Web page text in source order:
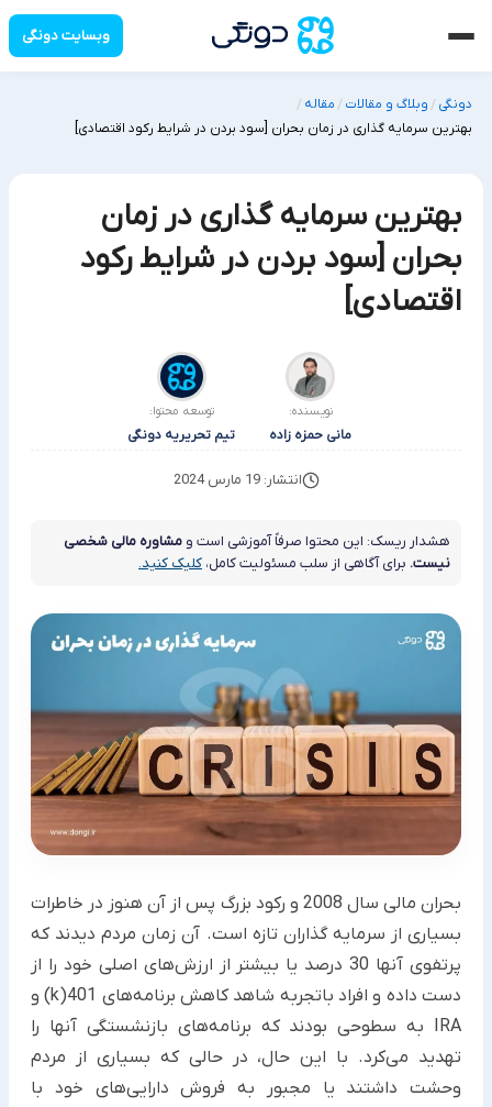
وبسایت دونگی
دونگی /وبلاگ و مقالات /مقاله /
بهترین سرمایه گذاری در زمان بحران [سود بردن در شرایط رکود اقتصادی]
بهترین سرمایه گذاری در زمان
بحران [سود بردن در شرایط رکود
اقتصادی]
نویسنده:
مانی حمزه زاده
توسعه محتوا:
تیم تحریریه دونگی
انتشار: 19 مارس 2024
هشدار ریسک: این محتوا صرفاً آموزشی است و مشاوره مالی شخصی
نیست. برای آگاهی از سلب مسئولیت کامل، کلیک کنید.
بحران مالی سال 2008 و رکود بزرگ پس از آن هنوز در خاطرات
بسیاری از سرمایه گذاران تازه است. آن زمان مردم دیدند که
پرتفوی آنها 30 درصد یا بیشتر از ارزش‌های اصلی خود را از
دست داده و افراد باتجربه شاهد کاهش برنامه‌های 401(k) و
IRA به سطوحی بودند که برنامه‌های بازنشستگی آنها را
تهدید می‌کرد. با این حال، در حالی که بسیاری از مردم
وحشت داشتند یا مجبور به فروش دارایی‌های خود با